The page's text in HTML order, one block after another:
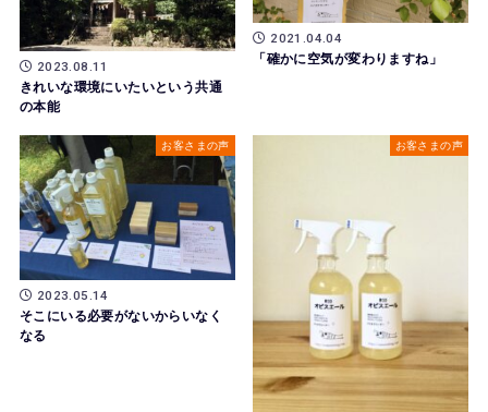
2023.08.11
きれいな環境にいたいという共通
の本能
2021.04.04
「確かに空気が変わりますね」
お客さまの声
2023.05.14
そこにいる必要がないからいなく
なる
お客さまの声